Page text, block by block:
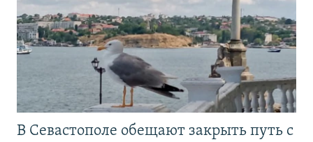
В Севастополе обещают закрыть путь с